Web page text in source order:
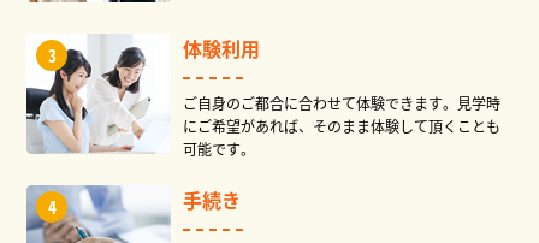
体験利用
ご自身のご都合に合わせて体験できます。見学時
にご希望があれば、そのまま体験して頂くことも
可能です。
手続き